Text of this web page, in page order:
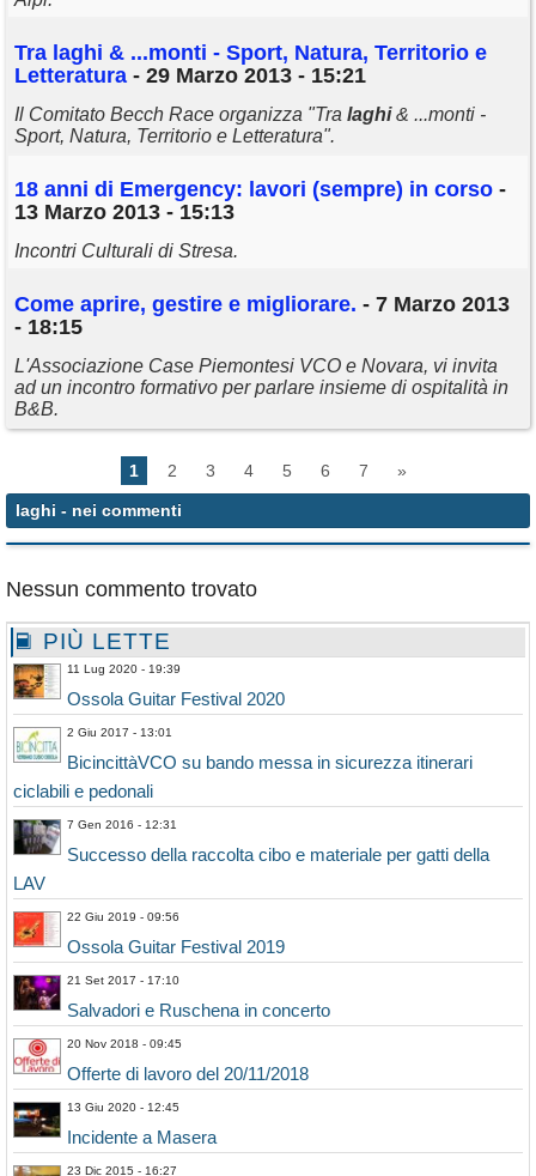
Tra laghi & ...monti - Sport, Natura, Territorio e
Letteratura - 29 Marzo 2013 - 15:21
Il Comitato Becch Race organizza "Tra laghi& ...monti -
Sport, Natura, Territorio e Letteratura".
18 anni di Emergency: lavori (sempre) in corso -
13 Marzo 2013 - 15:13
Incontri Culturali di Stresa.
Come aprire, gestire e migliorare. - 7 Marzo 2013
- 18:15
L'Associazione Case Piemontesi VCO e Novara, vi invita
ad un incontro formativo per parlare insieme di ospitalità in
B&B.
1 2 3 4 5 6 7 »
laghi - nei commenti
Nessun commento trovato
PIÙ LETTE
11 Lug 2020 - 19:39
Ossola Guitar Festival 2020
2 Giu 2017 - 13:01
BicincittàVCO su bando messa in sicurezza itinerari
ciclabili e pedonali
7 Gen 2016 - 12:31
Successo della raccolta cibo e materiale per gatti della
LAV
22 Giu 2019 - 09:56
Ossola Guitar Festival 2019
21 Set 2017 - 17:10
Salvadori e Ruschena in concerto
20 Nov 2018 - 09:45
Offerte di lavoro del 20/11/2018
13 Giu 2020 - 12:45
Incidente a Masera
23 Dic 2015 - 16:27